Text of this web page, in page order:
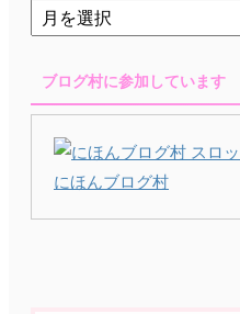
ブログ村に参加しています
にほんブログ村